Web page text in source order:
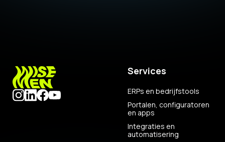
Services
ERPs en bedrijfstools
Portalen, configuratoren
en apps
Integraties en
automatisering